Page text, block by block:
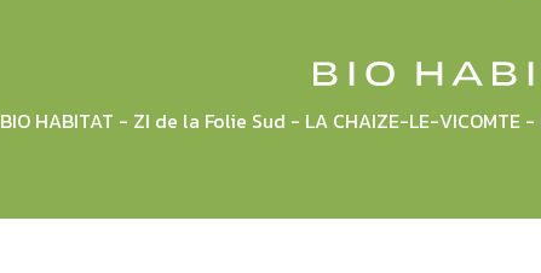
BIO HABITAT - ZI de la Folie Sud - LA CHAIZE-LE-VICOMTE